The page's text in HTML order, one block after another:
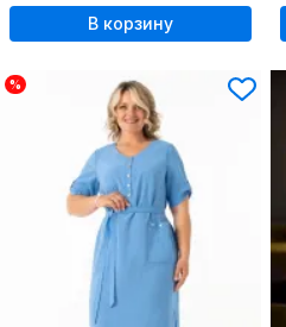
В корзину
%